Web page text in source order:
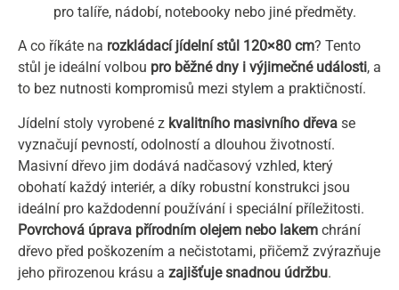
pro talíře, nádobí, notebooky nebo jiné předměty.
A co říkáte na rozkládací jídelní stůl 120×80 cm? Tento
stůl je ideální volbou pro běžné dny i výjimečné události, a
to bez nutnosti kompromisů mezi stylem a praktičností.
Jídelní stoly vyrobené z kvalitního masivního dřeva se
vyznačují pevností, odolností a dlouhou životností.
Masivní dřevo jim dodává nadčasový vzhled, který
obohatí každý interiér, a díky robustní konstrukci jsou
ideální pro každodenní používání i speciální příležitosti.
Povrchová úprava přírodním olejem nebo lakem chrání
dřevo před poškozením a nečistotami, přičemž zvýrazňuje
jeho přirozenou krásu a zajišťuje snadnou údržbu.